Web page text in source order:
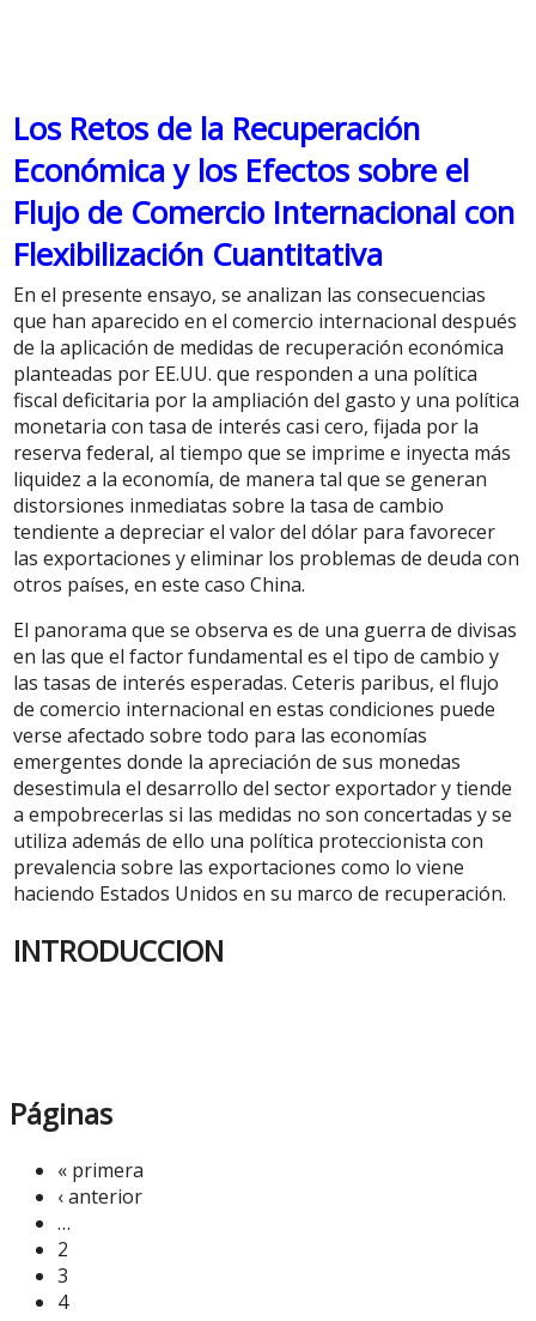
Los Retos de la Recuperación
Económica y los Efectos sobre el
Flujo de Comercio Internacional con
Flexibilización Cuantitativa
En el presente ensayo, se analizan las consecuencias
que han aparecido en el comercio internacional después
de la aplicación de medidas de recuperación económica
planteadas por EE.UU. que responden a una política
fiscal deficitaria por la ampliación del gasto y una política
monetaria con tasa de interés casi cero, fijada por la
reserva federal, al tiempo que se imprime e inyecta más
liquidez a la economía, de manera tal que se generan
distorsiones inmediatas sobre la tasa de cambio
tendiente a depreciar el valor del dólar para favorecer
las exportaciones y eliminar los problemas de deuda con
otros países, en este caso China.
El panorama que se observa es de una guerra de divisas
en las que el factor fundamental es el tipo de cambio y
las tasas de interés esperadas. Ceteris paribus, el flujo
de comercio internacional en estas condiciones puede
verse afectado sobre todo para las economías
emergentes donde la apreciación de sus monedas
desestimula el desarrollo del sector exportador y tiende
a empobrecerlas si las medidas no son concertadas y se
utiliza además de ello una política proteccionista con
prevalencia sobre las exportaciones como lo viene
haciendo Estados Unidos en su marco de recuperación.
INTRODUCCION
Páginas
« primera
‹ anterior
…
2
3
4